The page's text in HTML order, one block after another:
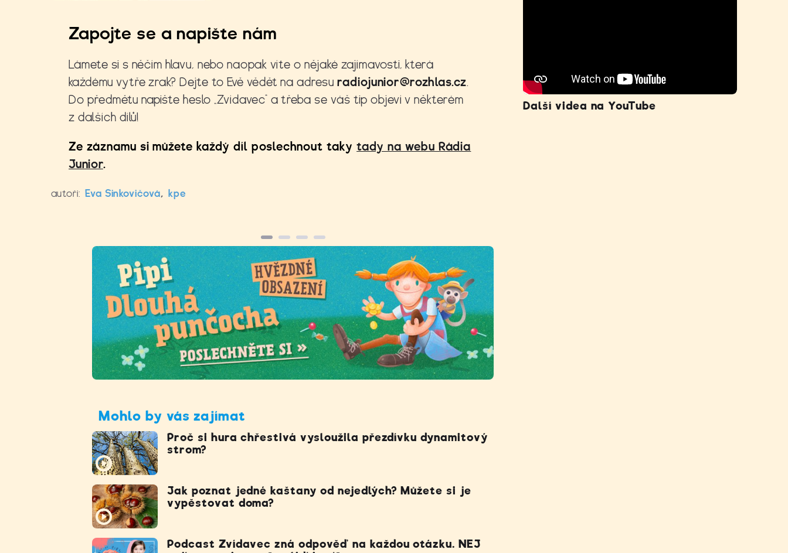
Zapojte se a napište nám
Lámete si s něčím hlavu, nebo naopak víte o nějaké zajímavosti, která
každému vytře zrak? Dejte to Evě vědět na adresu radiojunior@rozhlas.cz.
Do předmětu napište heslo „Zvídavec“ a třeba se váš tip objeví v některém
z dalších dílů!
Ze záznamu si můžete každý díl poslechnout taky tady na webu Rádia
Junior.
autoři: Eva Sinkovičová, kpe
Mohlo by vás zajímat
Proč si hura chřestivá vysloužila přezdívku dynamitový
strom?
Jak poznat jedné kaštany od nejedlých? Můžete si je
vypěstovat doma?
Podcast Zvídavec zná odpověď na každou otázku. NEJ
Další videa na YouTube